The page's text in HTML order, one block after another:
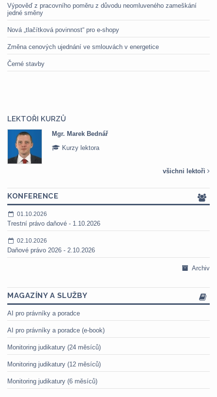
Výpověď z pracovního poměru z důvodu neomluveného zameškání
jedné směny
Nová „tlačítková povinnost“ pro e-shopy
Změna cenových ujednání ve smlouvách v energetice
Černé stavby
LEKTOŘI KURZŮ
Mgr. Marek Bednář
Kurzy lektora
všichni lektoři
KONFERENCE
01.10.2026
Trestní právo daňové - 1.10.2026
02.10.2026
Daňové právo 2026 - 2.10.2026
Archiv
MAGAZÍNY A SLUŽBY
AI pro právníky a poradce
AI pro právníky a poradce (e-book)
Monitoring judikatury (24 měsíců)
Monitoring judikatury (12 měsíců)
Monitoring judikatury (6 měsíců)